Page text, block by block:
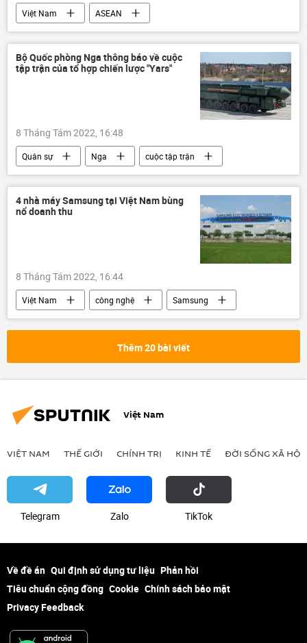
Việt Nam
ASEAN
Hội nghị thượng đỉnh ASEAN
Liên bang Nga
hợp tác
Quan điểm-Ý kiến
Tác giả
Bộ Quốc phòng Nga thông báo về cuộc
tập trận của tổ hợp chiến lược "Yars"
8 Tháng Tám 2022, 16:48
Quân sự Nga
cuộc tập trận
Yars
tổ hợp Yars
4 nhà máy Samsung tại Việt Nam bùng
nổ doanh thu
8 Tháng Tám 2022, 16:44
Việt Nam công nghệ
Samsung
Kinh tế
Hàn Quốc chip điện tử
Thêm 20 bài viết
Việt Nam
VIỆT NAM THẾ GIỚI CHÍNH TRỊ KINH TẾ ĐỜI SỐNG XÃ HỘI
Telegram Zalo ТikТоk
Về đề án Qui định sử dụng tư liệu Phản hồi
Tiêu chuẩn cộng đồng Cookie Chính sách bảo mật
Privacy Feedback